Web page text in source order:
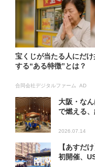
宝くじが当たる人にだけ
する“ある特徴”とは？
合同会社デジタルファーム AD
大阪・な
で燃える
2026.07.14
【あすだ
初開催、